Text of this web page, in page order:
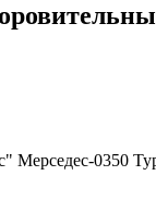
Мерседес-0350